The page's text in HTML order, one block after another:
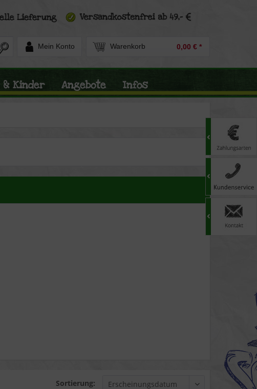
Mein Konto Warenkorb 0,00 € *
& Kinder Angebote Infos
Sortierung: